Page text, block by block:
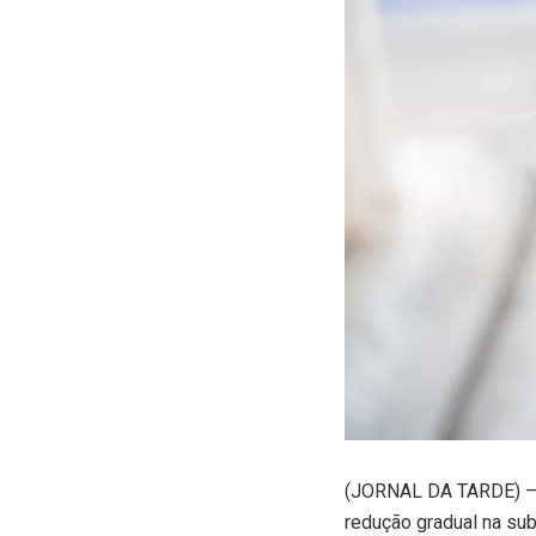
(JORNAL DA TARDE)
redução gradual na